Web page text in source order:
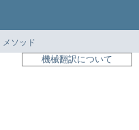
メソッド
機械翻訳について